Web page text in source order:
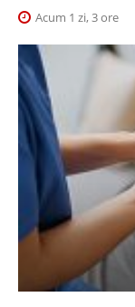
Acum 1 zi, 3 ore